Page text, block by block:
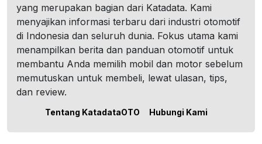
yang merupakan bagian dari Katadata. Kami
menyajikan informasi terbaru dari industri otomotif
di Indonesia dan seluruh dunia. Fokus utama kami
menampilkan berita dan panduan otomotif untuk
membantu Anda memilih mobil dan motor sebelum
memutuskan untuk membeli, lewat ulasan, tips,
dan review.
Tentang KatadataOTO Hubungi Kami